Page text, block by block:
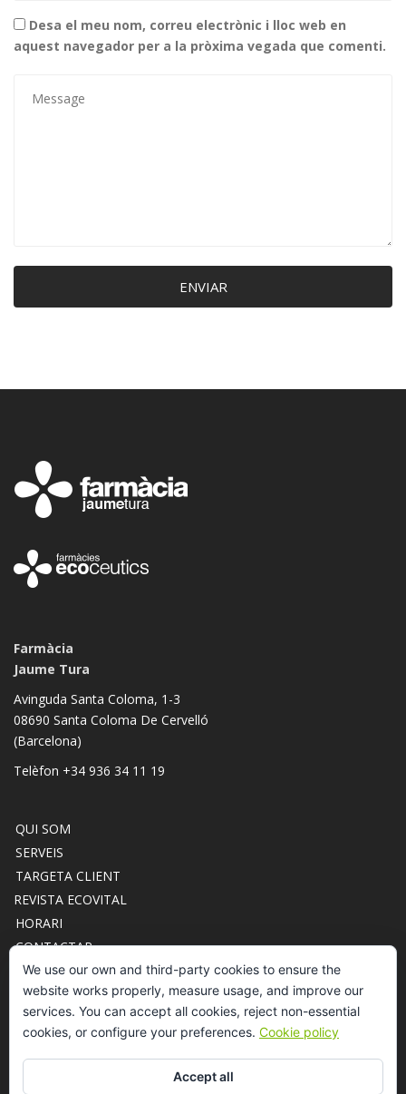
Desa el meu nom, correu electrònic i lloc web en
aquest navegador per a la pròxima vegada que comenti.
ENVIAR
Farmàcia
Jaume Tura
Avinguda Santa Coloma, 1-3
08690 Santa Coloma De Cervelló
(Barcelona)
Telèfon +34 936 34 11 19
QUI SOM
SERVEIS
TARGETA CLIENT
REVISTA ECOVITAL
HORARI
CONTACTAR
ACCÉS CLUB ECOCEUTICS
We use our own and third-party cookies to ensure the
website works properly, measure usage, and improve our
services. You can accept all cookies, reject non-essential
cookies, or configure your preferences. Cookie policy
Accept all